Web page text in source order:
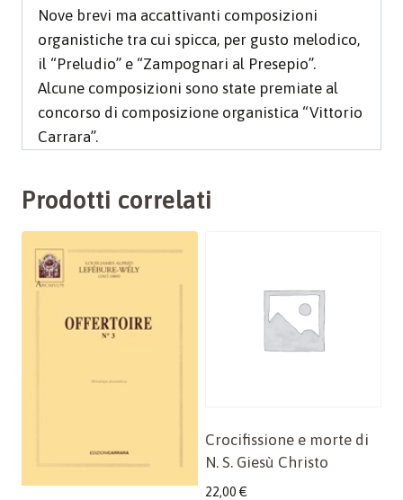
Nove brevi ma accattivanti composizioni
organistiche tra cui spicca, per gusto melodico,
il “Preludio” e “Zampognari al Presepio”.
Alcune composizioni sono state premiate al
concorso di composizione organistica “Vittorio
Carrara”.
Prodotti correlati
Crocifissione e morte di
N. S. Giesù Christo
22,00 €